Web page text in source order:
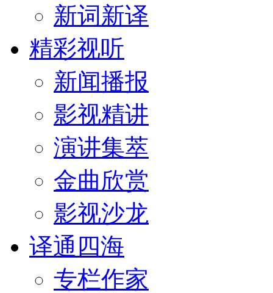
新词新译
精彩视听
新闻播报
影视精讲
演讲集萃
金曲欣赏
影视沙龙
译通四海
专栏作家